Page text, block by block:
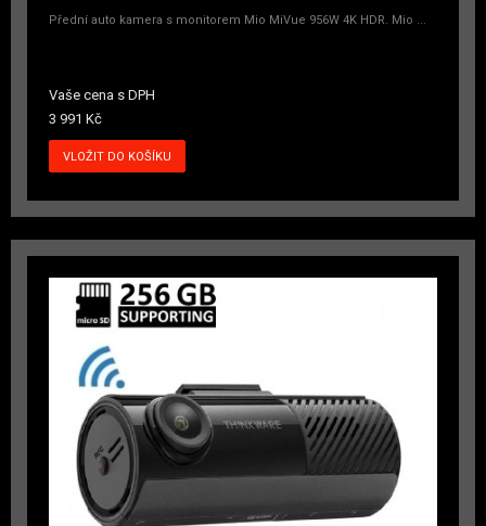
Přední auto kamera s monitorem Mio MiVue 956W 4K HDR. Mio ...
Vaše cena s DPH
3 991 Kč